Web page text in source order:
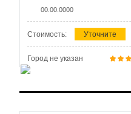
00.00.0000
Стоимость: Уточните
Город не указан